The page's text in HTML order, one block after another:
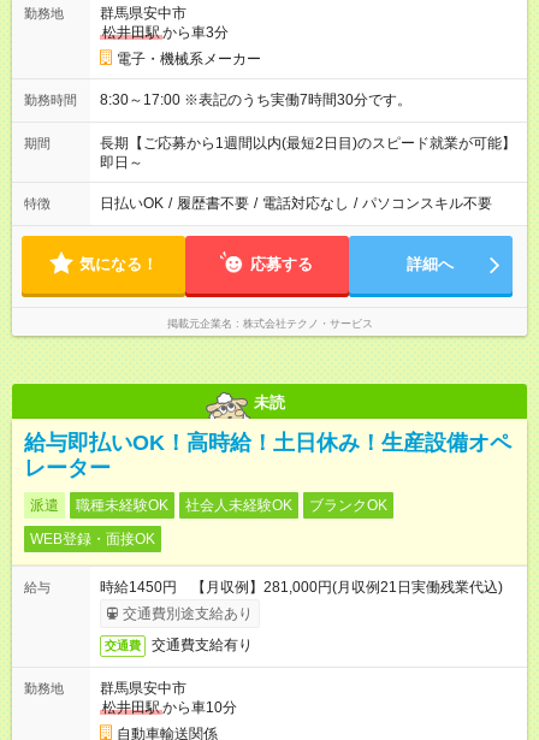
勤務地
群馬県安中市
松井田駅から車3分
電子・機械系メーカー
勤務時間 8:30～17:00 ※表記のうち実働7時間30分です。
期間
長期【ご応募から1週間以内(最短2日目)のスピード就業が可能】
即日～
特徴 日払いOK / 履歴書不要 / 電話対応なし / パソコンスキル不要
気になる！ 応募する 詳細へ
掲載元企業名 株式会社テクノ・サービス
未読
給与即払いOK！高時給！土日休み！生産設備オペ
レーター
派遣 職種未経験OK 社会人未経験OK
ブランクOK
WEB登録・面接OK
給与
時給1450円 【月収例】281,000円(月収例21日実働残業代込)
交通費別途支給あり
交通費 交通費支給有り
勤務地
群馬県安中市
松井田駅から車10分
自動車輸送関係